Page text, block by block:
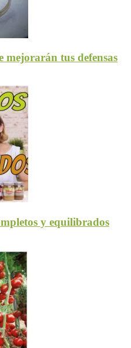
mejorarán tus defensas
y equilibrados